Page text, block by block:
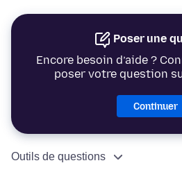
Poser une
Encore besoin d’aide ?
poser votre question
Continuer
Outils de questions